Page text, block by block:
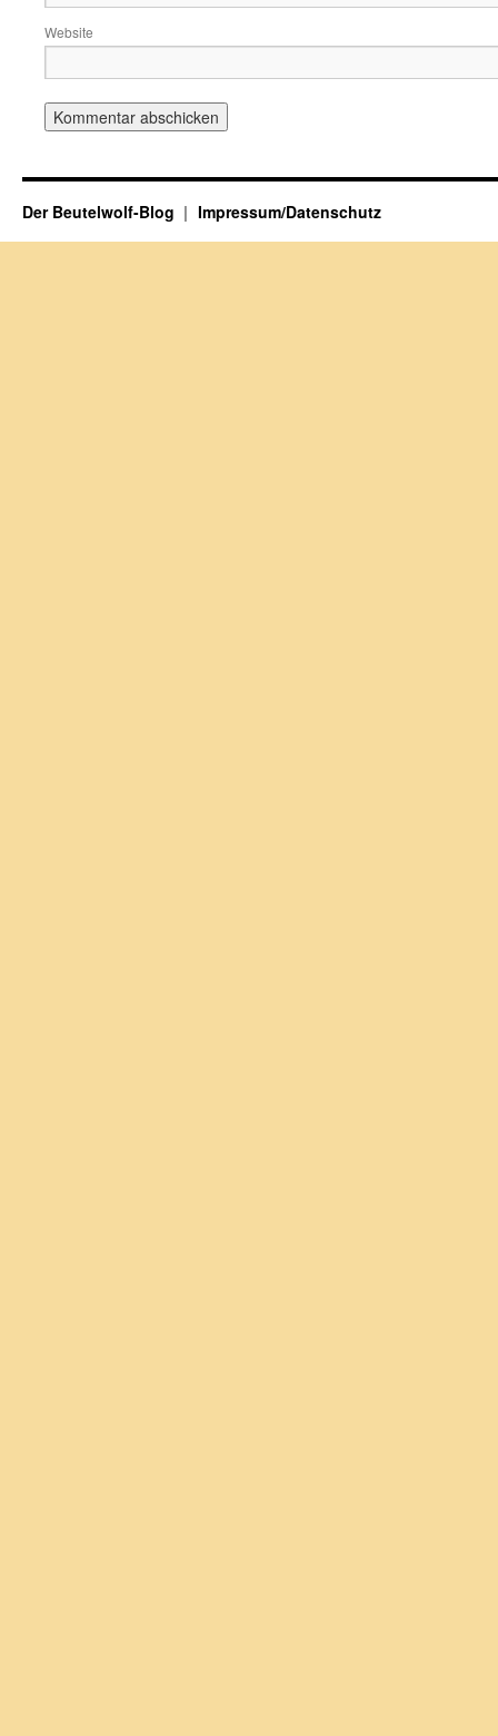
Website
Der Beutelwolf-Blog Impressum/Datenschutz